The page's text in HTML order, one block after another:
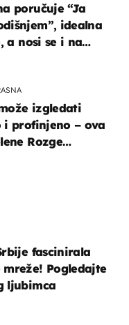
fascinirala
mreže! Pogledajte
ljubimca
poručuje “Ja
idealna
a nosi se i na
izgledati
i profinjeno – ova
Rozge